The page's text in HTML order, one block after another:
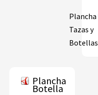
Plancha
Tazas y
Botellas
Plancha
Botella